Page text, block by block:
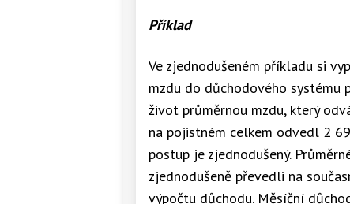
Příklad
Ve zjednodušeném příkladu si
mzdu do důchodového systému
život průměrnou mzdu, který
na pojistném celkem odvedl 2
postup je zjednodušený.
zjednodušeně převedli na
výpočtu důchodu. Měsíční